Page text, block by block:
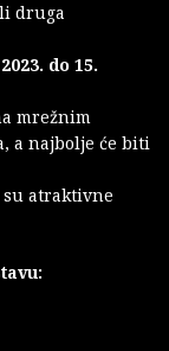
druga
do 15.
mrežnim
a najbolje će biti
atraktivne